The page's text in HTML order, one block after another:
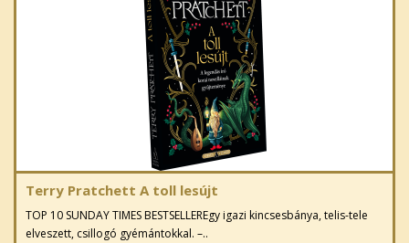
Terry Pratchett A toll lesújt
TOP 10 SUNDAY TIMES BESTSELLEREgy igazi kincsesbánya, telis-tele
elveszett, csillogó gyémántokkal. –..